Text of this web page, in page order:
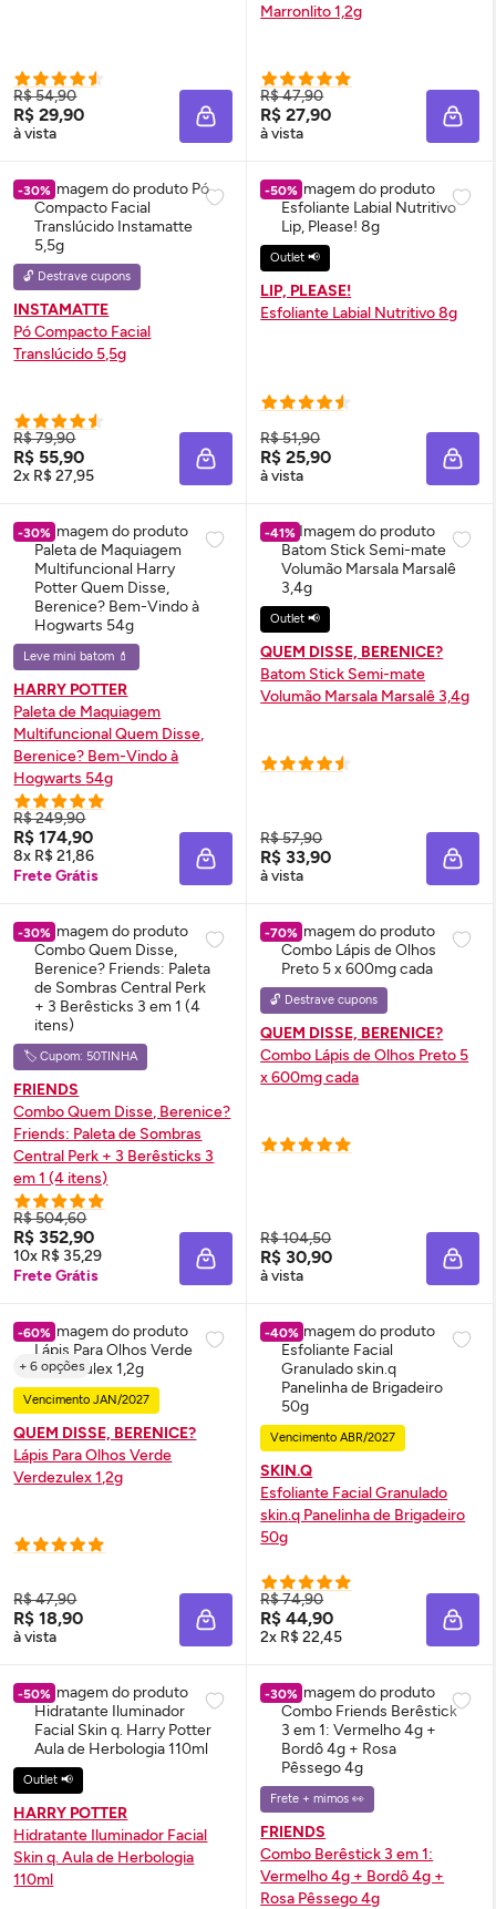
R$ 54,90
R$ 29,90
à vista ADICIONAR À SACOLA
Marronlito 1,2g
R$ 47,90
R$ 27,90
à vista
-30%
🔓 Destrave cupons
INSTAMATTE
Pó Compacto Facial
Translúcido 5,5g
R$ 79,90
R$ 55,90
2x R$ 27,95 ADICIONAR À SACOLA
-50%
Outlet 📢
LIP, PLEASE!
Esfoliante Labial Nutritivo 8g
R$ 51,90
R$ 25,90
à vista
-30%
Leve mini batom 💄
HARRY POTTER
Paleta de Maquiagem
Multifuncional Quem Disse,
Berenice? Bem-Vindo à
Hogwarts 54g
R$ 249,90
R$ 174,90
8x R$ 21,86
Frete Grátis
ADICIONAR À SACOLA
-41%
Outlet 📢
QUEM DISSE, BERENICE?
Batom Stick Semi-mate
Volumão Marsala Marsalê 3,4g
R$ 57,90
R$ 33,90
à vista
-30%
🏷️ Cupom: 50TINHA
FRIENDS
Combo Quem Disse, Berenice?
Friends: Paleta de Sombras
Central Perk + 3 Berêsticks 3
em 1 (4 itens)
R$ 504,60
R$ 352,90
10x R$ 35,29
Frete Grátis
ADICIONAR À SACOLA
-70%
🔓 Destrave cupons
QUEM DISSE, BERENICE?
Combo Lápis de Olhos Preto 5
x 600mg cada
R$ 104,50
R$ 30,90
à vista
-60%
+ 6 opções
Vencimento JAN/2027
QUEM DISSE, BERENICE?
Lápis Para Olhos Verde
Verdezulex 1,2g
R$ 47,90
R$ 18,90
à vista ADICIONAR À SACOLA
-40%
Vencimento ABR/2027
SKIN.Q
Esfoliante Facial Granulado
skin.q Panelinha de Brigadeiro
50g
R$ 74,90
R$ 44,90
2x R$ 22,45
-50%
Outlet 📢
HARRY POTTER
Hidratante Iluminador Facial
Skinq. Aula de Herbologia
110ml
-30%
Frete + mimos 👀
FRIENDS
Combo Berêstick 3 em 1:
Vermelho 4g + Bordô 4g +
Rosa Pêssego 4g